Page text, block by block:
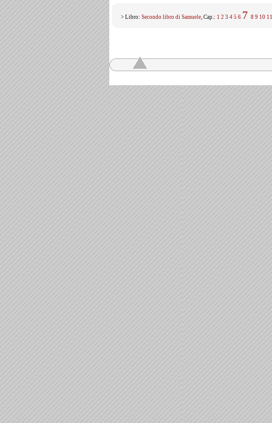
> Libro: Secondo libro di Samuele, Cap.: 1 2 3 4 5 6 7 8 9 10 11